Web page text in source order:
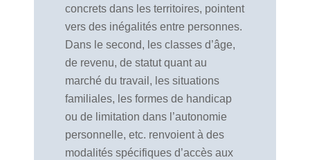
concrets dans les territoires, pointent
vers des inégalités entre personnes.
Dans le second, les classes d’âge,
de revenu, de statut quant au
marché du travail, les situations
familiales, les formes de handicap
ou de limitation dans l’autonomie
personnelle, etc. renvoient à des
modalités spécifiques d’accès aux